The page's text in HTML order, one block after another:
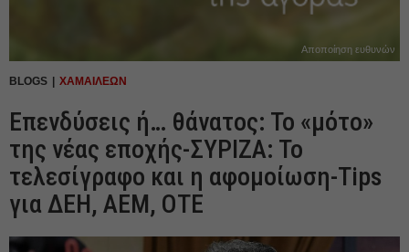
Αποποίηση ευθυνών
BLOGS ΧΑΜΑΙΛΕΩΝ
Επενδύσεις ή… θάνατος: Το «μότο»
της νέας εποχής-ΣΥΡΙΖΑ: Το
τελεσίγραφο και η αφομοίωση-Tips
για ΔΕΗ, ΑΕΜ, ΟΤΕ